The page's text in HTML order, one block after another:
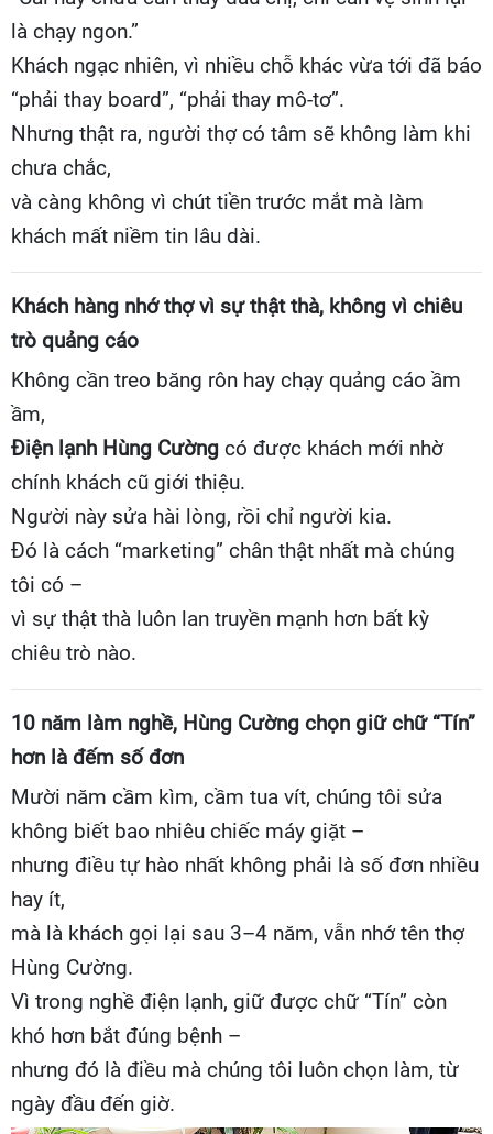
là chạy ngon.”
Khách ngạc nhiên, vì nhiều chỗ khác vừa tới đã báo
“phải thay board”, “phải thay mô-tơ”.
Nhưng thật ra, người thợ có tâm sẽ không làm khi
chưa chắc,
và càng không vì chút tiền trước mắt mà làm
khách mất niềm tin lâu dài.
Khách hàng nhớ thợ vì sự thật thà, không vì chiêu
trò quảng cáo
Không cần treo băng rôn hay chạy quảng cáo ầm
ầm,
Điện lạnh Hùng Cường có được khách mới nhờ
chính khách cũ giới thiệu.
Người này sửa hài lòng, rồi chỉ người kia.
Đó là cách “marketing” chân thật nhất mà chúng
tôi có –
vì sự thật thà luôn lan truyền mạnh hơn bất kỳ
chiêu trò nào.
10 năm làm nghề, Hùng Cường chọn giữ chữ “Tín”
hơn là đếm số đơn
Mười năm cầm kìm, cầm tua vít, chúng tôi sửa
không biết bao nhiêu chiếc máy giặt –
nhưng điều tự hào nhất không phải là số đơn nhiều
hay ít,
mà là khách gọi lại sau 3–4 năm, vẫn nhớ tên thợ
Hùng Cường.
Vì trong nghề điện lạnh, giữ được chữ “Tín” còn
khó hơn bắt đúng bệnh –
nhưng đó là điều mà chúng tôi luôn chọn làm, từ
ngày đầu đến giờ.